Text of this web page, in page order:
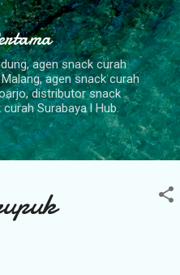
agen snack curah
agen snack curah
distributor snack
Surabaya l Hub.